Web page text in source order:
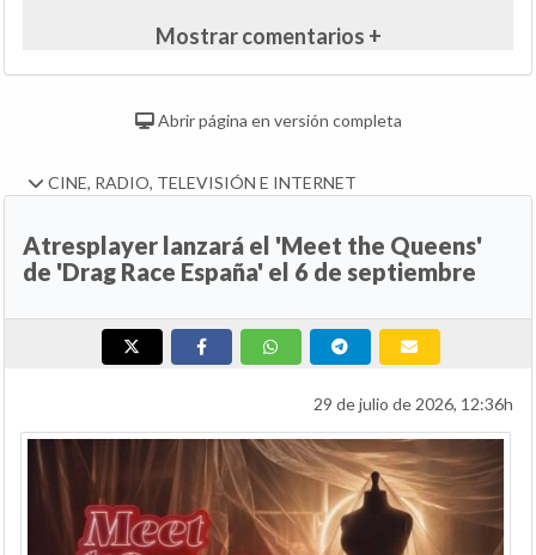
Mostrar comentarios +
Abrir página en versión completa
CINE, RADIO, TELEVISIÓN E INTERNET
Atresplayer lanzará el 'Meet the Queens'
de 'Drag Race España' el 6 de septiembre
29 de julio de 2026, 12:36h